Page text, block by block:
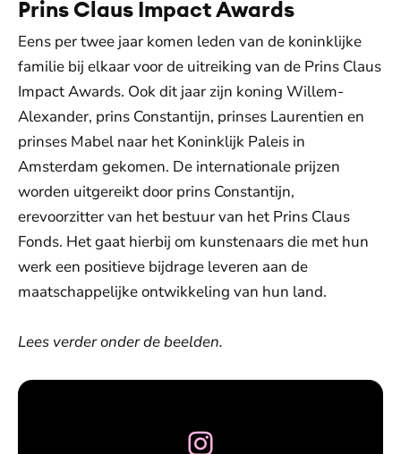
Prins Claus Impact Awards
Eens per twee jaar komen leden van de koninklijke
familie bij elkaar voor de uitreiking van de Prins Claus
Impact Awards. Ook dit jaar zijn koning Willem-
Alexander, prins Constantijn, prinses Laurentien en
prinses Mabel naar het Koninklijk Paleis in
Amsterdam gekomen. De internationale prijzen
worden uitgereikt door prins Constantijn,
erevoorzitter van het bestuur van het Prins Claus
Fonds. Het gaat hierbij om kunstenaars die met hun
werk een positieve bijdrage leveren aan de
maatschappelijke ontwikkeling van hun land.
Lees verder onder de beelden.